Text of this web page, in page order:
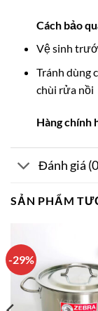
Cách bảo
Vệ sinh
Tránh dùng
chùi rửa nồi
Hàng chính
Đánh giá
SẢN PHẨM
-29%